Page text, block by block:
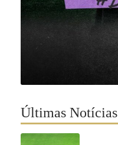
Últimas Notícias